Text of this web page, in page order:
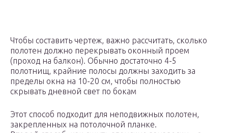
Чтобы составить чертеж, важно рассчитать, сколько
полотен должно перекрывать оконный проем
(проход на балкон). Обычно достаточно 4-5
полотнищ, крайние полосы должны заходить за
пределы окна на 10-20 см, чтобы полностью
скрывать дневной свет по бокам
Этот способ подходит для неподвижных полотен,
закрепленных на потолочной планке.